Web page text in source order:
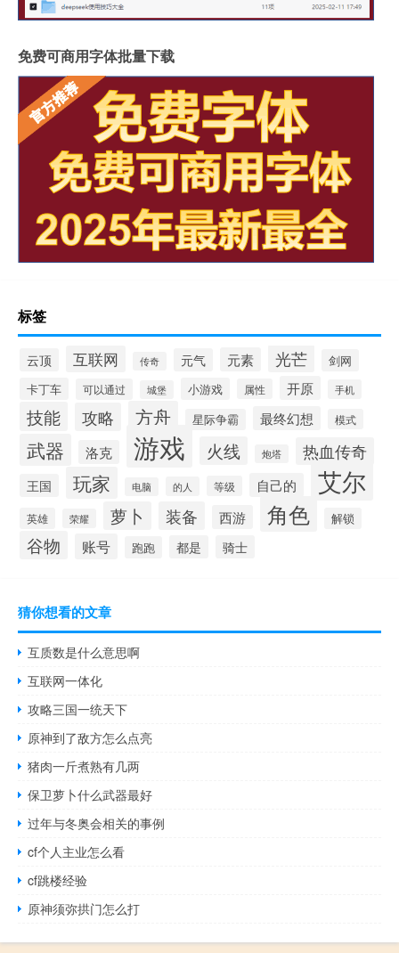
免费可商用字体批量下载
标签
云顶 互联网 传奇 元气 元素 光芒
剑网
卡丁车
可以通过 城堡 小游戏 属性 开原 手机
技能 攻略 方舟 星际争霸 最终幻想 模式
武器 洛克 游戏 火线 炮塔 热血传奇
王国 玩家 电脑 的人 等级 自己的 艾尔
英雄 荣耀 萝卜 装备 西游 角色 解锁
谷物 账号 跑跑 都是 骑士
猜你想看的文章
互质数是什么意思啊
互联网一体化
攻略三国一统天下
原神到了敌方怎么点亮
猪肉一斤煮熟有几两
保卫萝卜什么武器最好
过年与冬奥会相关的事例
cf个人主业怎么看
cf跳楼经验
原神须弥拱门怎么打